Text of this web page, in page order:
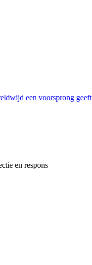
een voorsprong geeft
en respons